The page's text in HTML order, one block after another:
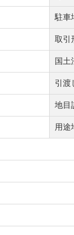
駐車
取引
国土
引渡
地目
用途